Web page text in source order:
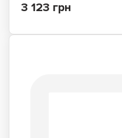
3 123 грн